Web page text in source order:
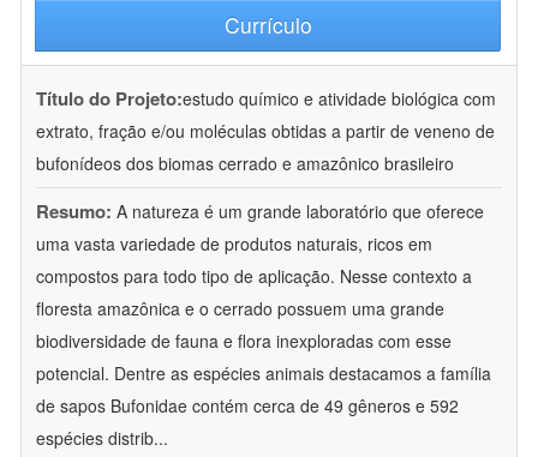
Currículo
Título do Projeto:estudo químico e atividade biológica com
extrato, fração e/ou moléculas obtidas a partir de veneno de
bufonídeos dos biomas cerrado e amazônico brasileiro
Resumo: A natureza é um grande laboratório que oferece
uma vasta variedade de produtos naturais, ricos em
compostos para todo tipo de aplicação. Nesse contexto a
floresta amazônica e o cerrado possuem uma grande
biodiversidade de fauna e flora inexploradas com esse
potencial. Dentre as espécies animais destacamos a família
de sapos Bufonidae contém cerca de 49 gêneros e 592
espécies distrib...